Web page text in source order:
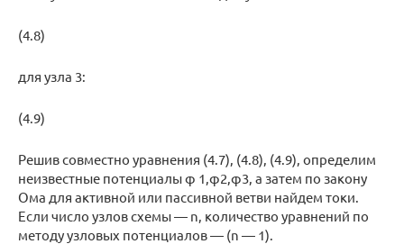
(4.8)
для узла 3:
(4.9)
Решив совместно уравнения (4.7), (4.8), (4.9), определим
неизвестные потенциалы φ 1,φ2,φ3, а затем по закону
Ома для активной или пассивной ветви найдем токи.
Если число узлов схемы — n, количество уравнений по
методу узловых потенциалов — (n — 1).